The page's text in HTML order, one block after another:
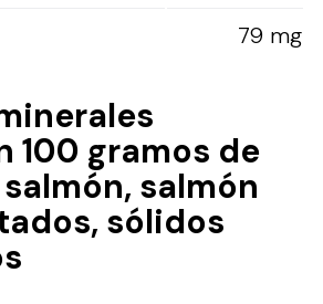
79 mg
100 gramos de
salmón
sólidos